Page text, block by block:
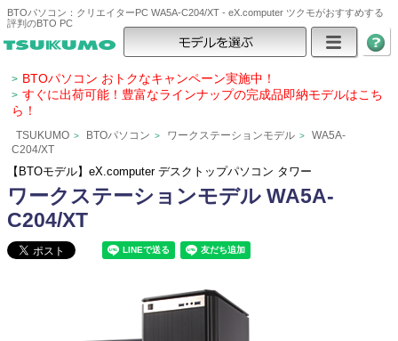
BTOパソコン：クリエイターPC WA5A-C204/XT - eX.computer ツクモがおすすめする
評判のBTO PC
> BTOパソコン おトクなキャンペーン実施中！
> すぐに出荷可能！豊富なラインナップの完成品即納モデルはこち
ら！
TSUKUMO > BTOパソコン > ワークステーションモデル >
WA5A-
C204/XT
【BTOモデル】eX.computer デスクトップパソコン タワー
ワークステーションモデル WA5A-
C204/XT